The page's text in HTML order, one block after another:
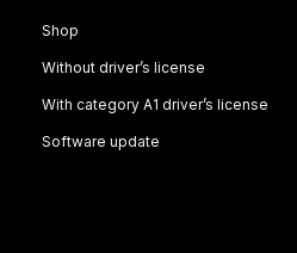
Shop
Without driver’s license
With category A1 driver’s license
Software update